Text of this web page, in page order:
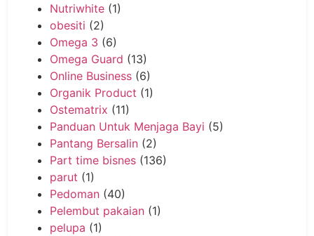
Nutriwhite (1)
obesiti (2)
Omega 3 (6)
Omega Guard (13)
Online Business (6)
Organik Product (1)
Ostematrix (11)
Panduan Untuk Menjaga Bayi (5)
Pantang Bersalin (2)
Part time bisnes (136)
parut (1)
Pedoman (40)
Pelembut pakaian (1)
pelupa (1)